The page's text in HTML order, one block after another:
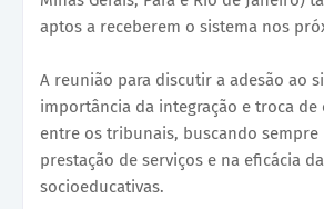
aptos a receberem o sistema nos
A reunião para discutir a adesão ao
importância da integração e troca de
entre os tribunais, buscando
prestação de serviços e na eficácia
socioeducativas.